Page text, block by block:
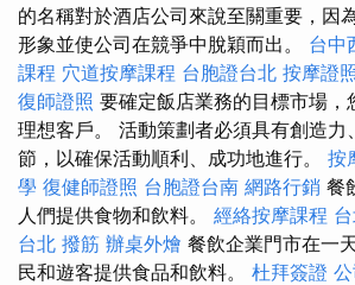
的名稱對於酒店公司來說至關重要，因
形象並使公司在競爭中脫穎而出。 台中
課程 穴道按摩課程 台胞證台北 按摩證
復師證照 要確定飯店業務的目標市場，
理想客戶。 活動策劃者必須具有創造力
節，以確保活動順利、成功地進行。 按
學 復健師證照 台胞證台南 網路行銷 餐
人們提供食物和飲料。 經絡按摩課程
台北 撥筋 辦桌外燴 餐飲企業門市在一
民和遊客提供食品和飲料。 杜拜簽證